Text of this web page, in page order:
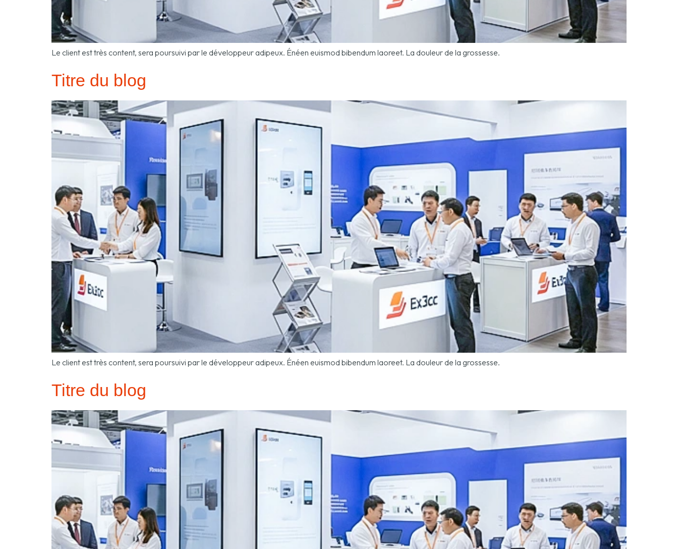
Le client est très content, sera poursuivi par le développeur adipeux. Énéen euismod bibendum laoreet. La douleur de la grossesse.
Titre du blog
Le client est très content, sera poursuivi par le développeur adipeux. Énéen euismod bibendum laoreet. La douleur de la grossesse.
Titre du blog